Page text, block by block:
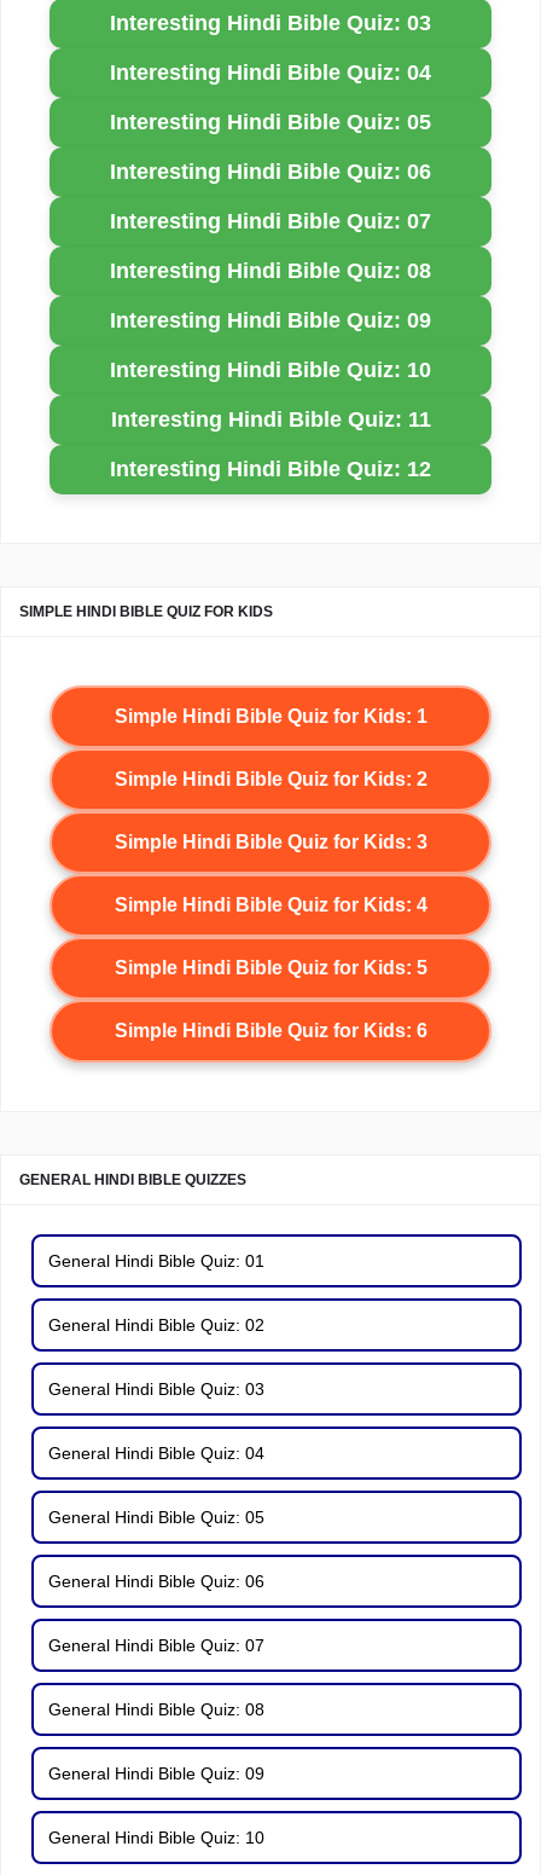
Interesting Hindi Bible Quiz: 03
Interesting Hindi Bible Quiz: 04
Interesting Hindi Bible Quiz: 05
Interesting Hindi Bible Quiz: 06
Interesting Hindi Bible Quiz: 07
Interesting Hindi Bible Quiz: 08
Interesting Hindi Bible Quiz: 09
Interesting Hindi Bible Quiz: 10
Interesting Hindi Bible Quiz: 11
Interesting Hindi Bible Quiz: 12
SIMPLE HINDI BIBLE QUIZ FOR KIDS
Simple Hindi Bible Quiz for Kids: 1
Simple Hindi Bible Quiz for Kids: 2
Simple Hindi Bible Quiz for Kids: 3
Simple Hindi Bible Quiz for Kids: 4
Simple Hindi Bible Quiz for Kids: 5
Simple Hindi Bible Quiz for Kids: 6
GENERAL HINDI BIBLE QUIZZES
General Hindi Bible Quiz: 01
General Hindi Bible Quiz: 02
General Hindi Bible Quiz: 03
General Hindi Bible Quiz: 04
General Hindi Bible Quiz: 05
General Hindi Bible Quiz: 06
General Hindi Bible Quiz: 07
General Hindi Bible Quiz: 08
General Hindi Bible Quiz: 09
General Hindi Bible Quiz: 10